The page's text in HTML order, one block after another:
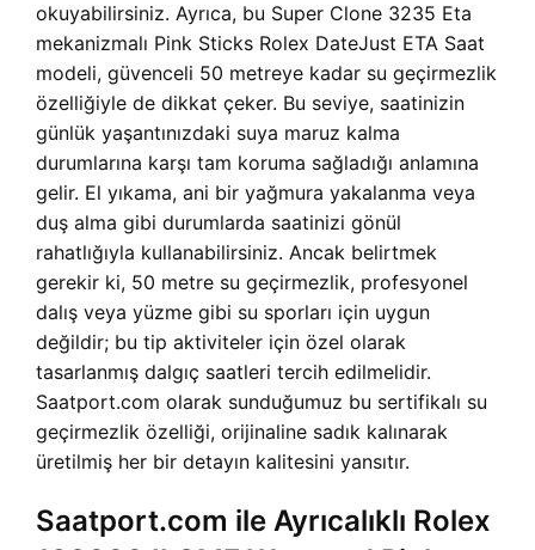
okuyabilirsiniz. Ayrıca, bu Super Clone 3235 Eta
mekanizmalı Pink Sticks Rolex DateJust ETA Saat
modeli, güvenceli 50 metreye kadar su geçirmezlik
özelliğiyle de dikkat çeker. Bu seviye, saatinizin
günlük yaşantınızdaki suya maruz kalma
durumlarına karşı tam koruma sağladığı anlamına
gelir. El yıkama, ani bir yağmura yakalanma veya
duş alma gibi durumlarda saatinizi gönül
rahatlığıyla kullanabilirsiniz. Ancak belirtmek
gerekir ki, 50 metre su geçirmezlik, profesyonel
dalış veya yüzme gibi su sporları için uygun
değildir; bu tip aktiviteler için özel olarak
tasarlanmış dalgıç saatleri tercih edilmelidir.
Saatport.com olarak sunduğumuz bu sertifikalı su
geçirmezlik özelliği, orijinaline sadık kalınarak
üretilmiş her bir detayın kalitesini yansıtır.
Saatport.com ile Ayrıcalıklı Rolex